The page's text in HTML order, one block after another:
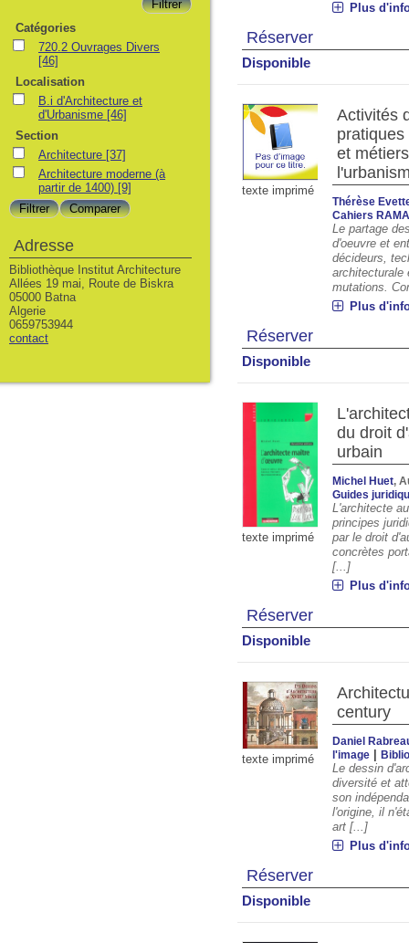
Plus
Réserver
Disponible
texte imprimé
Activités
et
Thérèse
Cahiers
Le partage
d'oeuvre et
décideurs,
architecturale
mutations.
Plus
Réserver
Disponible
texte imprimé
du droit
urbain
Michel Huet,
Guides
L'architecte
principes
par le droit
concrètes
[...]
Plus
Réserver
Disponible
texte imprimé
century
Daniel
l'image |
Le dessin
diversité et
son
l'origine, il
art [...]
Plus
Réserver
Disponible
Catégories
720.2 Ouvrages Divers
[46]
Localisation
B.i d'Architecture et
d'Urbanisme [46]
Section
Architecture [37]
Architecture moderne (à
partir de 1400) [9]
Adresse
Bibliothèque Institut Architecture
Allées 19 mai, Route de Biskra
05000 Batna
Algerie
0659753944
contact